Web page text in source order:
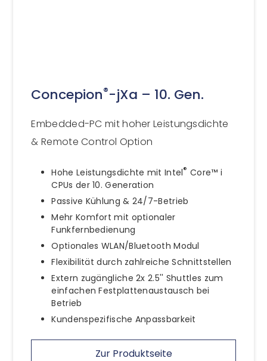
Concepion®-jXa – 10. Gen.
Embedded-PC mit hoher Leistungsdichte
& Remote Control Option
Hohe Leistungsdichte mit Intel® Core™ i
CPUs der 10. Generation
Passive Kühlung & 24/7-Betrieb
Mehr Komfort mit optionaler
Funkfernbedienung
Optionales WLAN/Bluetooth Modul
Flexibilität durch zahlreiche Schnittstellen
Extern zugängliche 2x 2.5'' Shuttles zum
einfachen Festplattenaustausch bei
Betrieb
Kundenspezifische Anpassbarkeit
Zur Produktseite